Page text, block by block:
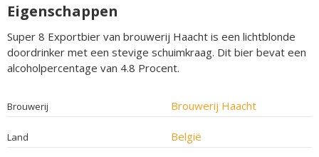
Eigenschappen
Super 8 Exportbier van brouwerij Haacht is een lichtblonde
doordrinker met een stevige schuimkraag. Dit bier bevat een
alcoholpercentage van 4.8 Procent.
Brouwerij Brouwerij Haacht
Land België